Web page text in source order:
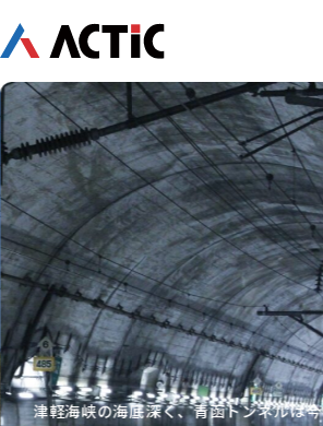
津軽海峡の海底深く、青函トンネルは